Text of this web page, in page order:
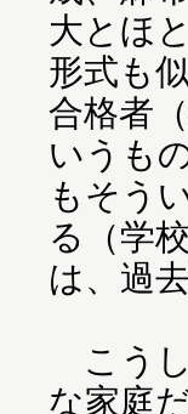
大とほ
形式も
合格者
いうも
もそう
る（学
は、過
こうし
な家庭